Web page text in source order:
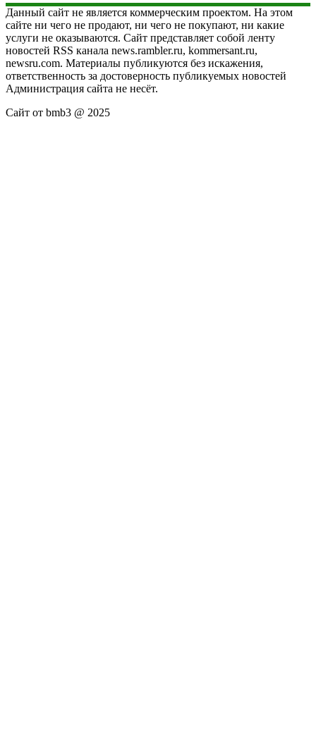
Данный сайт не является коммерческим проектом. На этом
сайте ни чего не продают, ни чего не покупают, ни какие
услуги не оказываются. Сайт представляет собой ленту
новостей RSS канала news.rambler.ru, kommersant.ru,
newsru.com. Материалы публикуются без искажения,
ответственность за достоверность публикуемых новостей
Администрация сайта не несёт.
Сайт от bmb3 @ 2025